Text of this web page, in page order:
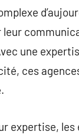
une
ces
expertise,